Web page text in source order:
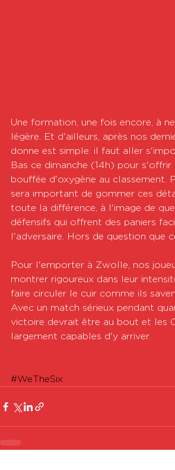
Une formation, une fois encore, à
légère. Et d'ailleurs, après nos
donne est simple: il faut aller
Bas ce dimanche (14h) pour s'offrir
bouffée d'oxygène au classement.
sera important de gommer ces
toute la différence, à l'image de
défensifs qui offrent des paniers
l'adversaire. Hors de question que
Pour l'emporter à Zwolle, nos
montrer rigoureux dans leur
faire circuler le cuir comme ils
Avec un match sérieux pendant
victoire devrait être au bout et les
largement capables d'y arriver.
#WeTheSix